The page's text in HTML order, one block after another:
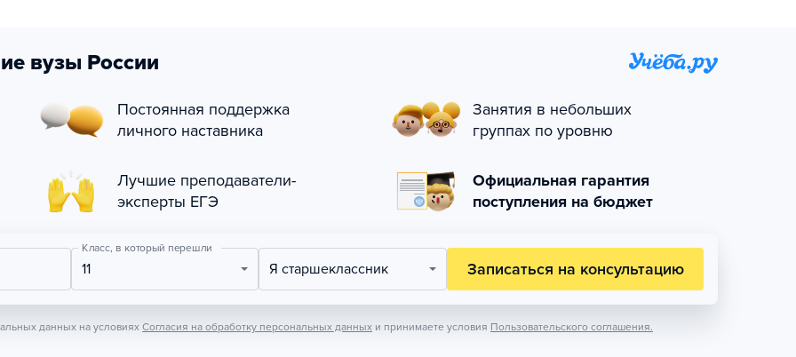
вузы России
Постоянная поддержка
личного наставника
Занятия в небольших
группах по уровню
Лучшие преподаватели-
эксперты ЕГЭ
Официальная гарантия
поступления на бюджет
Класс, в который перешли
11 Я старшеклассник Записаться на консультацию
данных на условиях Согласия на обработку персональных данных и принимаете условия Пользовательского соглашения.